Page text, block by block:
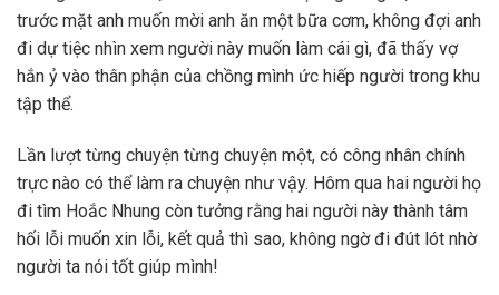
trước mặt anh muốn mời anh ăn một bữa cơm, không đợi anh
đi dự tiệc nhìn xem người này muốn làm cái gì, đã thấy vợ
hắn ỷ vào thân phận của chồng mình ức hiếp người trong khu
tập thể.
Lần lượt từng chuyện từng chuyện một, có công nhân chính
trực nào có thể làm ra chuyện như vậy. Hôm qua hai người họ
đi tìm Hoắc Nhung còn tưởng rằng hai người này thành tâm
hối lỗi muốn xin lỗi, kết quả thì sao, không ngờ đi đút lót nhờ
người ta nói tốt giúp mình!